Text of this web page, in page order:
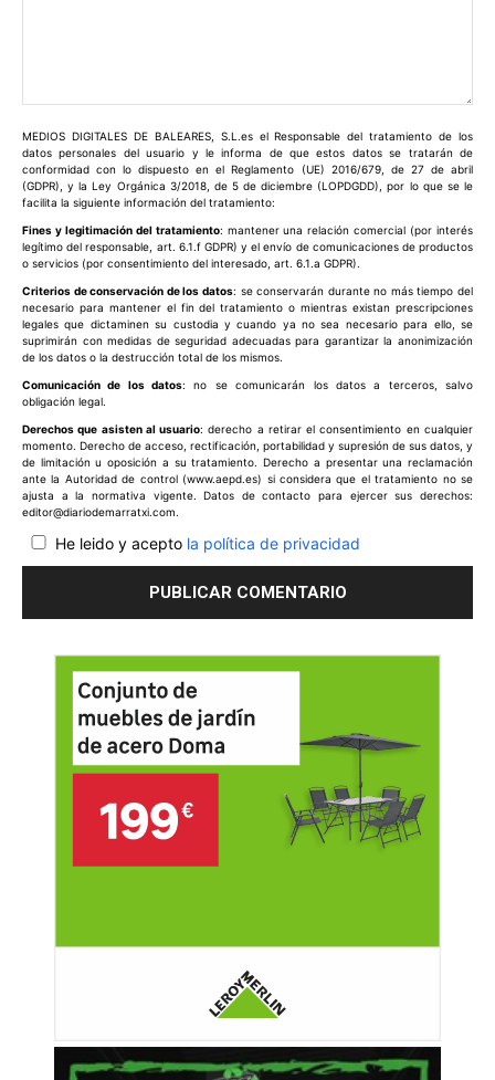
MEDIOS DIGITALES DE BALEARES, S.L.es el Responsable del tratamiento de los
datos personales del usuario y le informa de que estos datos se tratarán de
conformidad con lo dispuesto en el Reglamento (UE) 2016/679, de 27 de abril
(GDPR), y la Ley Orgánica 3/2018, de 5 de diciembre (LOPDGDD), por lo que se le
facilita la siguiente información del tratamiento:
Fines y legitimación del tratamiento: mantener una relación comercial (por interés
legítimo del responsable, art. 6.1.f GDPR) y el envío de comunicaciones de productos
o servicios (por consentimiento del interesado, art. 6.1.a GDPR).
Criterios de conservación de los datos: se conservarán durante no más tiempo del
necesario para mantener el fin del tratamiento o mientras existan prescripciones
legales que dictaminen su custodia y cuando ya no sea necesario para ello, se
suprimirán con medidas de seguridad adecuadas para garantizar la anonimización
de los datos o la destrucción total de los mismos.
Comunicación de los datos: no se comunicarán los datos a terceros, salvo
obligación legal.
Derechos que asisten al usuario: derecho a retirar el consentimiento en cualquier
momento. Derecho de acceso, rectificación, portabilidad y supresión de sus datos, y
de limitación u oposición a su tratamiento. Derecho a presentar una reclamación
ante la Autoridad de control (www.aepd.es) si considera que el tratamiento no se
ajusta a la normativa vigente. Datos de contacto para ejercer sus derechos:
editor@diariodemarratxi.com.
He leido y acepto la política de privacidad